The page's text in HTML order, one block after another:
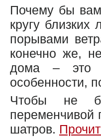
Почему бы
кругу
порывами
конечно же,
дома – это
особенности,
Чтобы не
переменчивой
шатров.